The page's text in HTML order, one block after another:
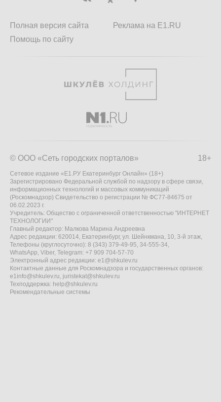
Полная версия сайта
Помощь по сайту
Реклама на E1.RU
18+
© ООО «Сеть городских порталов»
Сетевое издание «Е1.РУ Екатеринбург Онлайн» (18+)
Зарегистрировано Федеральной службой по надзору в сфере связи,
информационных технологий и массовых коммуникаций
(Роскомнадзор) Свидетельство о регистрации № ФС77-84675 от
06.02.2023 г.
Учредитель: Общество с ограниченной ответственностью "ИНТЕРНЕТ
ТЕХНОЛОГИИ"
Главный редактор: Малкова Марина Андреевна
Адрес редакции: 620014, Екатеринбург, ул. Шейнкмана, 10, 3-й этаж,
Телефоны (круглосуточно): 8 (343) 379-49-95, 34-555-34,
WhatsApp, Viber, Telegram: +7 909 704-57-70
Электронный адрес редакции: e1@shkulev.ru
Контактные данные для Роскомнадзора и государственных органов:
e1info@shkulev.ru, juristekat@shkulev.ru
Техподдержка: help@shkulev.ru
Рекомендательные системы